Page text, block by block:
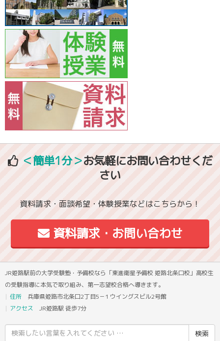
＜簡単1分＞お気軽にお問い合わせくだ
さい
資料請求・面談希望・体験授業などはこちらから！
資料請求・お問い合わせ
JR姫路駅前の大学受験塾・予備校なら「東進衛星予備校 姫路北条口校」高校生
の受験指導に本気で取り組み、第一志望校合格へ導きます。
住所 兵庫県姫路市北条口2丁目5－1 ウイングスビル2号館
アクセス JR姫路駅 徒歩7分